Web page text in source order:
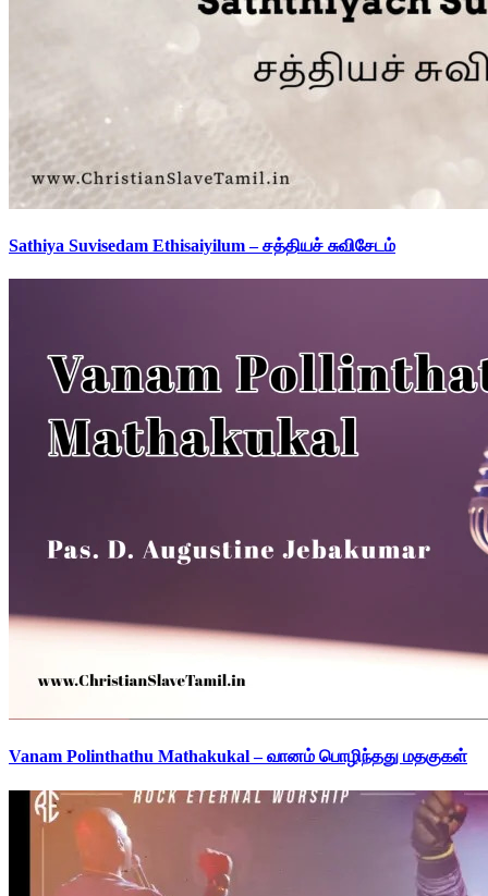
Sathiya Suvisedam Ethisaiyilum – சத்தியச் சுவிசேடம்
Vanam Polinthathu Mathakukal – வானம் பொழிந்தது மதகுகள்